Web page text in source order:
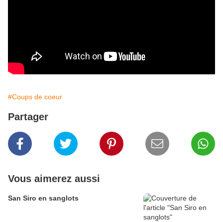
#Coups de coeur
Partager
Vous aimerez aussi
San Siro en sanglots